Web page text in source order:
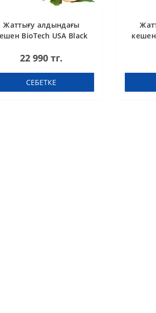
Жаттығу алдындағы
BioTech USA Black
340 g
22 990 тг.
СЕБЕТКЕ
кешен